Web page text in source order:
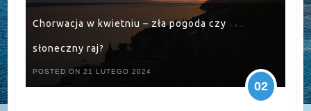
Chorwacja w kwietniu – zła pogoda czy
słoneczny raj?
POSTED ON 21 LUTEGO 2024
02